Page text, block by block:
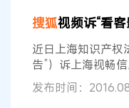
进行了证据保全，
侵权网站10余家
《灌篮高手》，搜
搜狐视频诉“看客影视
近日上海知识产权
告”）诉上海视畅
告”）不正当竞争
告经营的聚合软件
发布时间：